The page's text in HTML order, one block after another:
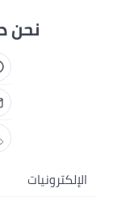
نحن
الإلكترونيات